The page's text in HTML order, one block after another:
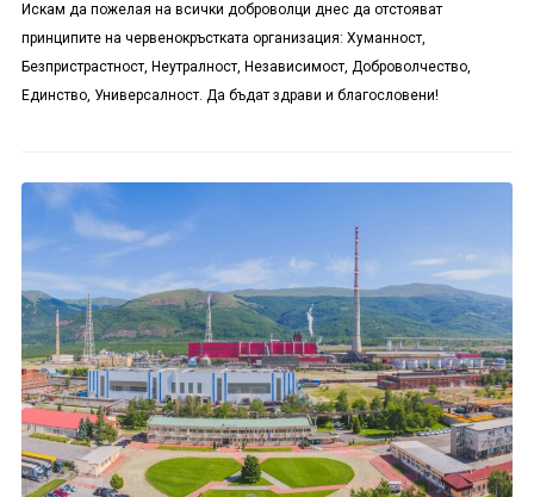
Искам да пожелая на всички доброволци днес да отстояват
принципите на червенокръстката организация: Хуманност,
Безпристрастност, Неутралност, Независимост, Доброволчество,
Единство, Универсалност. Да бъдат здрави и благословени!